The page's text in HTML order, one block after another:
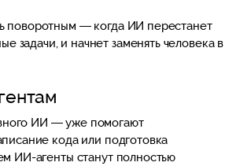
поворотным — когда ИИ перестанет
и начнет заменять человека в
ИИ — уже помогают
кода или подготовка
ИИ-агенты станут полностью